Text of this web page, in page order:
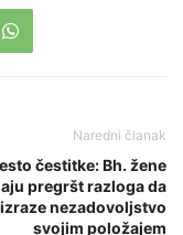
Naredni članak
čestitke: Bh. žene
pregršt razloga da
izraze nezadovoljstvo
svojim položajem